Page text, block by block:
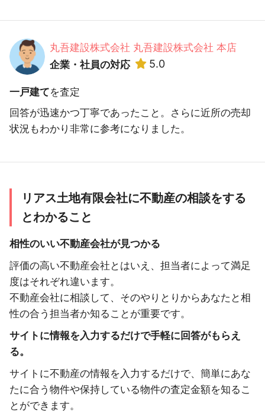
丸吾建設株式会社 丸吾建設株式会社 本店
企業・社員の対応
5.0
一戸建てを査定
回答が迅速かつ丁寧であったこと。さらに近所の売却
状況もわかり非常に参考になりました。
リアス土地有限会社に不動産の相談をする
とわかること
相性のいい不動産会社が見つかる
評価の高い不動産会社とはいえ、担当者によって満足
度はそれぞれ違います。
不動産会社に相談して、そのやりとりからあなたと相
性の合う担当者か知ることが重要です。
サイトに情報を入力するだけで手軽に回答がもらえ
る。
サイトに不動産の情報を入力するだけで、簡単にあな
たに合う物件や保持している物件の査定金額を知るこ
とができます。